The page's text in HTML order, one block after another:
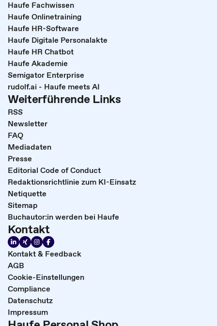
Haufe Fachwissen
Haufe Onlinetraining
Haufe HR-Software
Haufe Digitale Personalakte
Haufe HR Chatbot
Haufe Akademie
Semigator Enterprise
rudolf.ai - Haufe meets AI
Weiterführende Links
RSS
Newsletter
FAQ
Mediadaten
Presse
Editorial Code of Conduct
Redaktionsrichtlinie zum KI-Einsatz
Netiquette
Sitemap
Buchautor:in werden bei Haufe
Kontakt
Kontakt & Feedback
AGB
Cookie-Einstellungen
Compliance
Datenschutz
Impressum